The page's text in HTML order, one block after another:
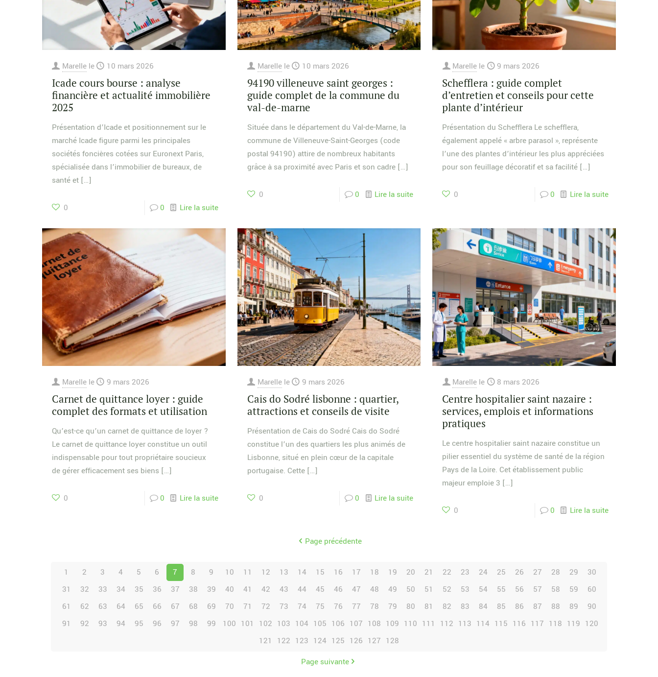
Marelle le 10 mars 2026
Icade cours bourse : analyse
financière et actualité immobilière
2025
Présentation d’Icade et positionnement sur le
marché Icade figure parmi les principales
sociétés foncières cotées sur Euronext Paris,
spécialisée dans l’immobilier de bureaux, de
santé et[…]
0 0 Lire la suite
Marelle le 10 mars 2026
94190 villeneuve saint georges :
guide complet de la commune du
val-de-marne
Située dans le département du Val-de-Marne, la
commune de Villeneuve-Saint-Georges (code
postal 94190) attire de nombreux habitants
grâce à sa proximité avec Paris et son cadre[…]
0 0 Lire la suite
Marelle le 9 mars 2026
Schefflera : guide complet
d’entretien et conseils pour cette
plante d’intérieur
Présentation du Schefflera Le schefflera,
également appelé « arbre parasol », représente
l’une des plantes d’intérieur les plus appréciées
pour son feuillage décoratif et sa facilité […]
0 0 Lire la suite
Marelle le 9 mars 2026
Carnet de quittance loyer : guide
complet des formats et utilisation
Qu’est-ce qu’un carnet de quittance de loyer ?
Le carnet de quittance loyer constitue un outil
indispensable pour tout propriétaire soucieux
de gérer efficacement ses biens […]
0 0 Lire la suite
Marelle le 9 mars 2026
Cais do Sodré lisbonne : quartier,
attractions et conseils de visite
Présentation de Cais do Sodré Cais do Sodré
constitue l’un des quartiers les plus animés de
Lisbonne, situé en plein cœur de la capitale
portugaise. Cette[…]
0 0 Lire la suite
Marelle le 8 mars 2026
Centre hospitalier saint nazaire :
services, emplois et informations
pratiques
Le centre hospitalier saint nazaire constitue un
pilier essentiel du système de santé de la région
Pays de la Loire. Cet établissement public
majeur emploie 3 […]
0 0 Lire la suite
Page précédente
1 2 3 4 5 6 7 8 9 10 11 12 13 14 15 16 17 18 19 20 21 22 23 24 25 26 27 28 29
30
31
32 33 34 35 36 37 38 39 40 41 42 43 44 45 46 47 48 49 50 51 52 53 54 55 56 57 58 59
60
61
62 63 64 65 66 67 68 69 70 71 72 73 74 75 76 77 78 79 80 81 82 83 84 85 86 87 88 89
90
91
92 93 94 95 96 97 98 99 100 101 102 103 104 105 106 107 108 109 110 111 112 113 114 115 116 117 118 119 120
121
122 123 124 125 126 127 128
Page suivante